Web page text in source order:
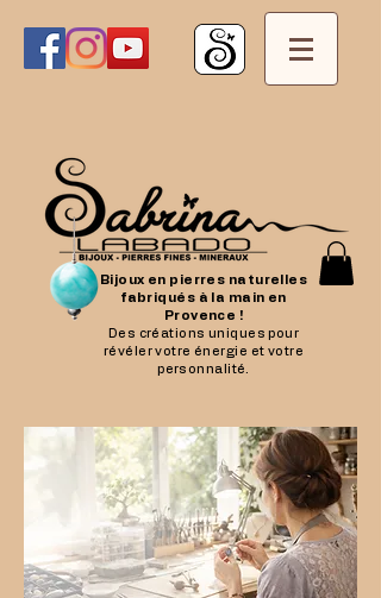
Bijoux en pierres naturelles
fabriqués à la main en
Provence !
Des créations uniques pour
révéler votre énergie et votre
personnalité.